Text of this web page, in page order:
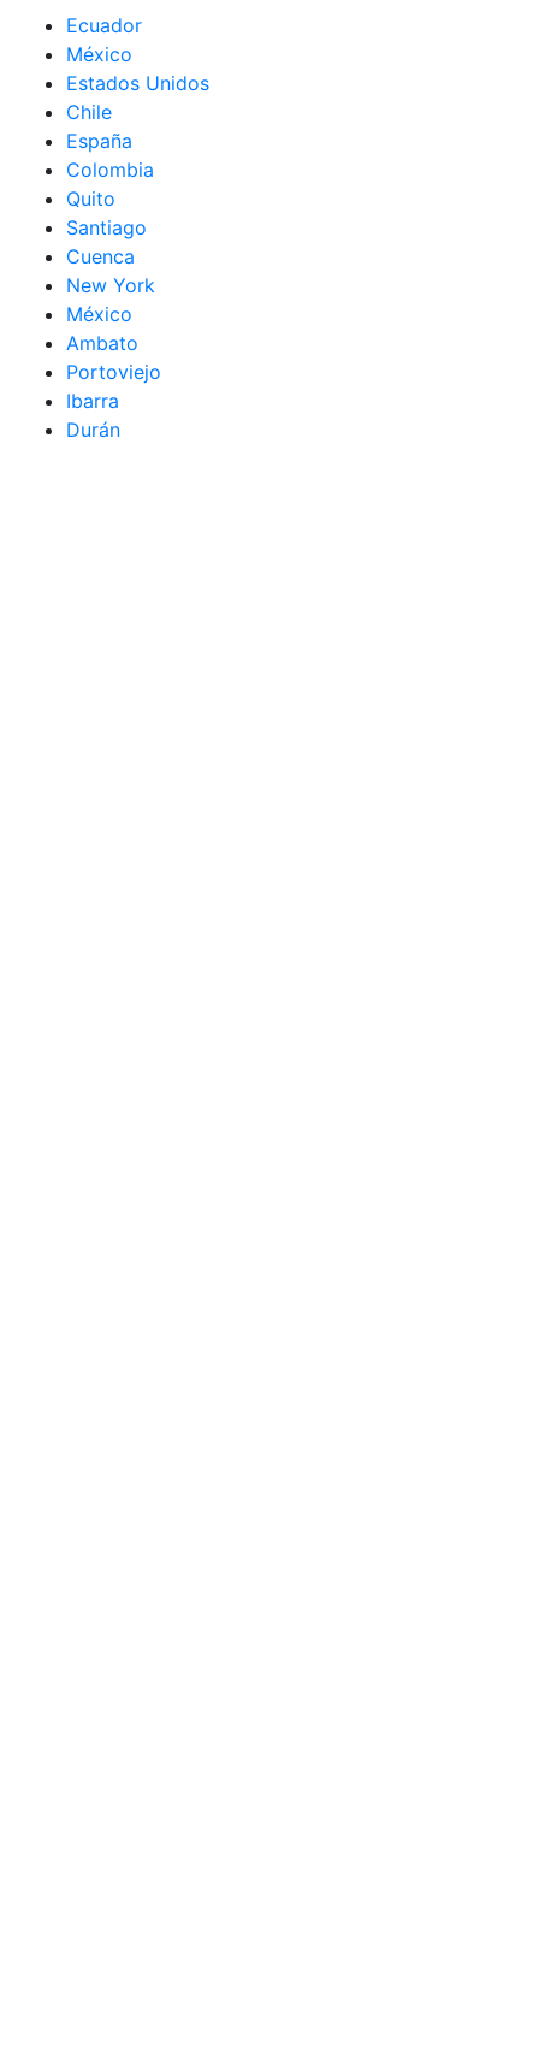
Ecuador
México
Estados Unidos
Chile
España
Colombia
Quito
Santiago
Cuenca
New York
México
Ambato
Portoviejo
Ibarra
Durán